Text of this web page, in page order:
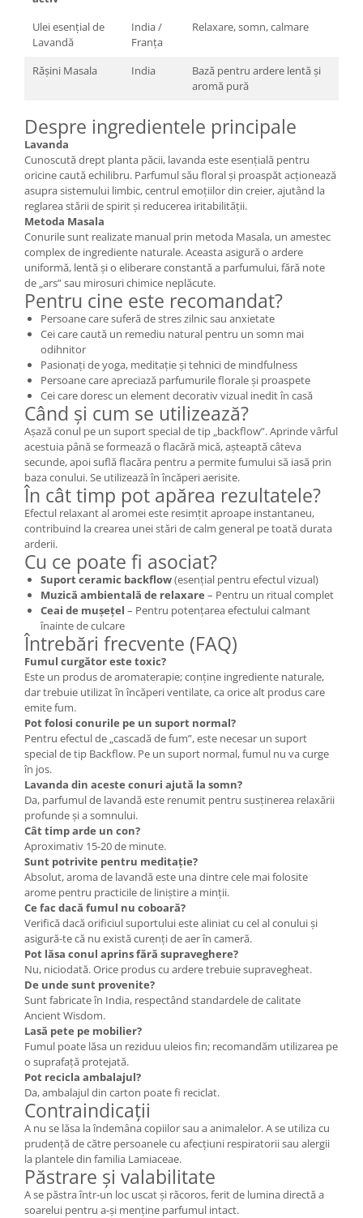
Ulei esențial de
Lavandă
India /
Franța
Relaxare, somn, calmare
Rășini Masala India
Bază pentru ardere lentă și
aromă pură
Despre ingredientele principale
Lavanda
Cunoscută drept planta păcii, lavanda este esențială pentru
oricine caută echilibru. Parfumul său floral și proaspăt acționează
asupra sistemului limbic, centrul emoțiilor din creier, ajutând la
reglarea stării de spirit și reducerea iritabilității.
Metoda Masala
Conurile sunt realizate manual prin metoda Masala, un amestec
complex de ingrediente naturale. Aceasta asigură o ardere
uniformă, lentă și o eliberare constantă a parfumului, fără note
de „ars” sau mirosuri chimice neplăcute.
Pentru cine este recomandat?
Persoane care suferă de stres zilnic sau anxietate
Cei care caută un remediu natural pentru un somn mai
odihnitor
Pasionați de yoga, meditație și tehnici de mindfulness
Persoane care apreciază parfumurile florale și proaspete
Cei care doresc un element decorativ vizual inedit în casă
Când și cum se utilizează?
Așază conul pe un suport special de tip „backflow”. Aprinde vârful
acestuia până se formează o flacără mică, așteaptă câteva
secunde, apoi suflă flacăra pentru a permite fumului să iasă prin
baza conului. Se utilizează în încăperi aerisite.
În cât timp pot apărea rezultatele?
Efectul relaxant al aromei este resimțit aproape instantaneu,
contribuind la crearea unei stări de calm general pe toată durata
arderii.
Cu ce poate fi asociat?
Suport ceramic backflow(esențial pentru efectul vizual)
Muzică ambientală de relaxare – Pentru un ritual complet
Ceai de mușețel – Pentru potențarea efectului calmant
înainte de culcare
Întrebări frecvente (FAQ)
Fumul curgător este toxic?
Este un produs de aromaterapie; conține ingrediente naturale,
dar trebuie utilizat în încăperi ventilate, ca orice alt produs care
emite fum.
Pot folosi conurile pe un suport normal?
Pentru efectul de „cascadă de fum”, este necesar un suport
special de tip Backflow. Pe un suport normal, fumul nu va curge
în jos.
Lavanda din aceste conuri ajută la somn?
Da, parfumul de lavandă este renumit pentru susținerea relaxării
profunde și a somnului.
Cât timp arde un con?
Aproximativ 15-20 de minute.
Sunt potrivite pentru meditație?
Absolut, aroma de lavandă este una dintre cele mai folosite
arome pentru practicile de liniștire a minții.
Ce fac dacă fumul nu coboară?
Verifică dacă orificiul suportului este aliniat cu cel al conului și
asigură-te că nu există curenți de aer în cameră.
Pot lăsa conul aprins fără supraveghere?
Nu, niciodată. Orice produs cu ardere trebuie supravegheat.
De unde sunt provenite?
Sunt fabricate în India, respectând standardele de calitate
Ancient Wisdom.
Lasă pete pe mobilier?
Fumul poate lăsa un reziduu uleios fin; recomandăm utilizarea pe
o suprafață protejată.
Pot recicla ambalajul?
Da, ambalajul din carton poate fi reciclat.
Contraindicații
A nu se lăsa la îndemâna copiilor sau a animalelor. A se utiliza cu
prudență de către persoanele cu afecțiuni respiratorii sau alergii
la plantele din familia Lamiaceae.
Păstrare și valabilitate
A se păstra într-un loc uscat și răcoros, ferit de lumina directă a
soarelui pentru a-și menține parfumul intact.